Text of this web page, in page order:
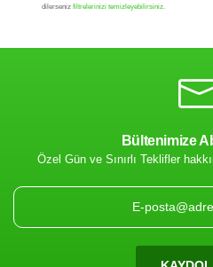
Filtrenize
Bültenimize
Özel Gün ve Sınırlı Teklifler